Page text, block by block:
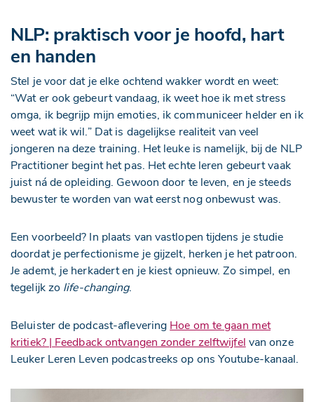
NLP: praktisch voor je hoofd, hart
en handen
Stel je voor dat je elke ochtend wakker wordt en weet:
“Wat er ook gebeurt vandaag, ik weet hoe ik met stress
omga, ik begrijp mijn emoties, ik communiceer helder en ik
weet wat ik wil.” Dat is dagelijkse realiteit van veel
jongeren na deze training. Het leuke is namelijk, bij de NLP
Practitioner begint het pas. Het echte leren gebeurt vaak
juist ná de opleiding. Gewoon door te leven, en je steeds
bewuster te worden van wat eerst nog onbewust was.
Een voorbeeld? In plaats van vastlopen tijdens je studie
doordat je perfectionisme je gijzelt, herken je het patroon.
Je ademt, je herkadert en je kiest opnieuw. Zo simpel, en
tegelijk zo life-changing.
Beluister de podcast-aflevering Hoe om te gaan met
kritiek? | Feedback ontvangen zonder zelftwijfel van onze
Leuker Leren Leven podcastreeks op ons Youtube-kanaal.